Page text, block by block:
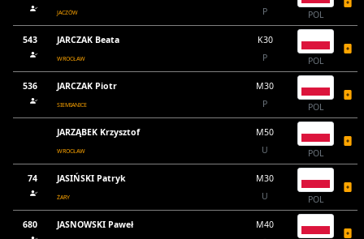
JACZÓW
P
POL
543 JARCZAK Beata
WROCŁAW
K30
P
POL
536 JARCZAK Piotr
SIEMIANICE
M30
P
POL
JARZĄBEK Krzysztof
WROCŁAW
M50
U
POL
74 JASIŃSKI Patryk
ŻARY
M30
U
POL
680 JASNOWSKI Paweł
M40